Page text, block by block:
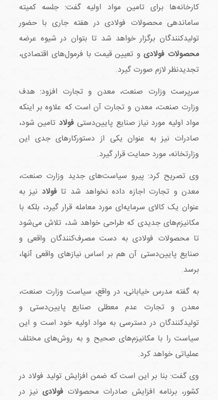
کارخانه‌ها برای تامین مواد اولیه گفت: جلسه کمیته
ساماندهی محصولات فولادی در هفته جاری با حضور
تولیدکنندگان برگزار خواهد شد تا بتوان در شیوه عرضه
محصولات فولادیو تعیین قیمت با فرمول‌های اقتصادی،
تجدیدنظر لازم صورت گیرد.
سرپرست وزارت صنعت، معدن و تجارت افزود: هدف
وزارت صنعت، معدن و تجارت آن است که علاوه بر اینکه
مواد اولیه مورد نیاز صنایع پایین‌دستیفولاد تامین شود،
صادرات نیز به عنوان یکی از دستورکارهای جدی این
وزارتخانه، مورد حمایت قرار گیرد.
وی تصریح کرد: پیرو سیاست‌های جدید وزارت صنعت،
معدن و تجارت اجازه داده نخواهد شد تافولاد نیز به
عنوان یک کالای سرمایه‌ای مورد معامله قرار گیرد، بلکه با
مکانیزم‌های جدیدی که طراحی خواهد شد، تلاش می‌شود
تا محصولات فولادی به دست مصرف‌کنندگان واقعی و
صنایع پایین‌دستی آن هم بر اساس نیازهای واقعی آنها،
برسد.
به گفته مدرس خیابانی، در واقع، سیاست وزارت صنعت،
معدن و تجارت عدم معطلی صنایع پایین‌دستی و
تولیدکنندگان در دسترسی به مواد اولیه خود است و این
سیاست را با مکانیزم‌های صحیح و به روش‌های مختلف
عملیاتی خواهد کرد.
وی گفت: بنا بر این است که ضمن افزایش تولید فولاد در
کشور، برنامه افزایش صادرات محصولات فولادی نیز در